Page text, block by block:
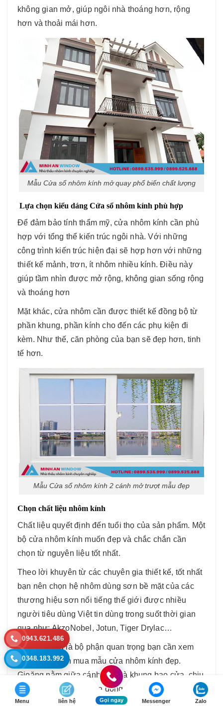
không gian mở, giúp ngôi nhà thoáng hơn, rộng
hơn và thoải mái hơn.
Mẫu Cửa sổ nhôm kính mở quay phổ biến chất lượng
Lựa chọn kiểu dáng Cửa sổ nhôm kính phù hợp
Để đảm bảo tính thẩm mỹ, cửa nhôm kính cần phù
hợp với tổng thể kiến trúc ngôi nhà. Với những
công trình kiến trúc hiện đại sẽ hợp hơn với những
thiết kế mảnh, trơn, ít nhôm nhiều kính. Điều này
giúp tầm nhìn được mở rộng, không gian sống rộng
và thoáng hơn
Mặt khác, cửa nhôm cần được thiết kế đồng bộ từ
phần khung, phần kính cho đến các phụ kiện đi
kèm. Như thế, căn phòng của bạn sẽ đẹp hơn, tinh
tế hơn.
Mẫu Cửa sổ nhôm kính 2 cánh mở trượt mẫu đẹp
Chọn chất liệu nhôm kính
Chất liệu quyết định đến tuổi thọ của sản phẩm. Một
bộ cửa nhôm kính muốn đẹp và chắc chắn cần
chọn từ nguyên liệu tốt nhất.
Theo lời khuyên từ các chuyên gia thiết kế, tốt nhất
bạn nên chọn hệ nhôm dùng sơn bề mặt của các
thương hiệu sơn nổi tiếng thế giới được nhiều
người tiêu dùng Việt tin dùng trong suốt thời gian
qua như: AkzoNobel, Jotun, Tiger Drylac…
Gioăng cũng là bộ phận quan trọng bạn cần xem
xét kỹ khi chọn mua mẫu cửa nhôm kính đẹp.
Gioăng nằm giữa cánh cửa và khung bao cửa, chịu
sức ép lớn khi chúng ta đóng mở cửa. Nó đóng vai
trò quyết định đến độ kín nước, khả năng chống ồn
0943.621.486
0348.183.992
Menu liên hệ Gọi ngay Messenger Zalo